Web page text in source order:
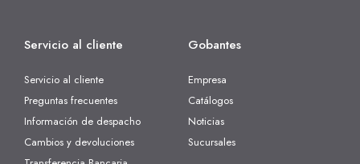
Servicio al cliente
Servicio al cliente
Preguntas frecuentes
Información de despacho
Cambios y devoluciones
Gobantes
Empresa
Catálogos
Noticias
Sucursales